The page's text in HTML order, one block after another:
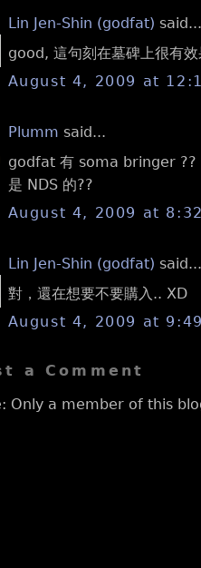
Lin Jen-Shin (godfat) said...
good, 這句刻在墓碑上很有效
August 4, 2009 at
Plumm said...
godfat 有 soma bringer ??
是 NDS 的??
August 4, 2009 at 8:32
Lin Jen-Shin (godfat) said...
對，還在想要不要購入.. XD
August 4, 2009 at 9:49
a Comment
Only a member of this